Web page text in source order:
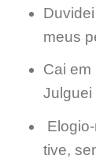
meus
Cai em
Julguei
tive,